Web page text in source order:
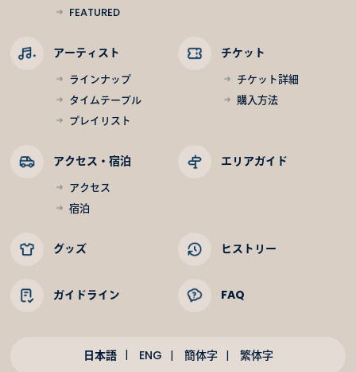
FEATURED
アーティスト
ラインナップ
タイムテーブル
プレイリスト
チケット
チケット詳細
購入方法
アクセス・宿泊
アクセス
宿泊
エリアガイド
グッズ ヒストリー
ガイドライン FAQ
日本語 ENG 簡体字 繁体字